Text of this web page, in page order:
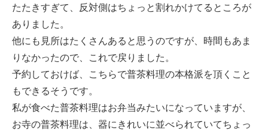
たたきすぎて、反対側はちょっと割れかけてるところが
ありました。
他にも見所はたくさんあると思うのですが、時間もあま
りなかったので、これで戻りました。
予約しておけば、こちらで普茶料理の本格派を頂くこと
もできるそうです。
私が食べた普茶料理はお弁当みたいになっていますが、
お寺の普茶料理は、器にきれいに並べられていてちょっ